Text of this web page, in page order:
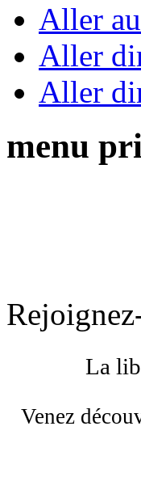
Aller
Aller
Aller
menu
La
Venez